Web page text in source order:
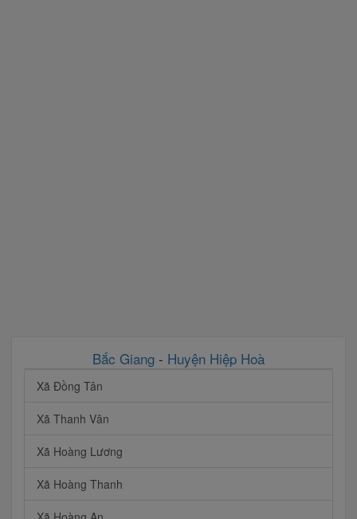
Bắc Giang - Huyện Hiệp Hoà
Xã Đồng Tân
Xã Thanh Vân
Xã Hoàng Lương
Xã Hoàng Thanh